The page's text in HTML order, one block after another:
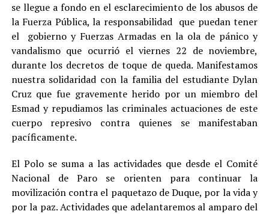
se llegue a fondo en el esclarecimiento de los abusos de
la Fuerza Pública, la responsabilidad que puedan tener
el gobierno y Fuerzas Armadas en la ola de pánico y
vandalismo que ocurrió el viernes 22 de noviembre,
durante los decretos de toque de queda. Manifestamos
nuestra solidaridad con la familia del estudiante Dylan
Cruz que fue gravemente herido por un miembro del
Esmad y repudiamos las criminales actuaciones de este
cuerpo represivo contra quienes se manifestaban
pacíficamente.
El Polo se suma a las actividades que desde el Comité
Nacional de Paro se orienten para continuar la
movilización contra el paquetazo de Duque, por la vida y
por la paz. Actividades que adelantaremos al amparo del